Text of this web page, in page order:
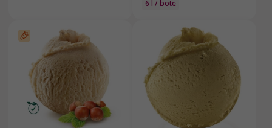
6 l / bote